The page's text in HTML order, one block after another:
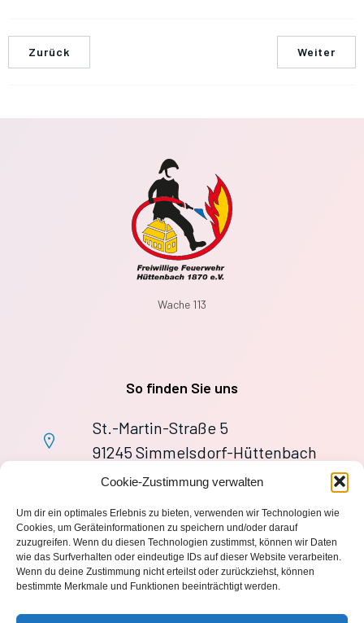
Cookie-Zustimmung verwalten
Um dir ein optimales Erlebnis zu bieten, verwenden wir Technologien wie
Cookies, um Geräteinformationen zu speichern und/oder darauf
zuzugreifen. Wenn du diesen Technologien zustimmst, können wir Daten
wie das Surfverhalten oder eindeutige IDs auf dieser Website verarbeiten.
Wenn du deine Zustimmung nicht erteilst oder zurückziehst, können
bestimmte Merkmale und Funktionen beeinträchtigt werden.
Zurück Weiter
Wache 113
So finden Sie uns
St.-Martin-Straße 5
91245 Simmelsdorf-Hüttenbach
+49 9155 9279727
wache113@ff-huettenbach.de